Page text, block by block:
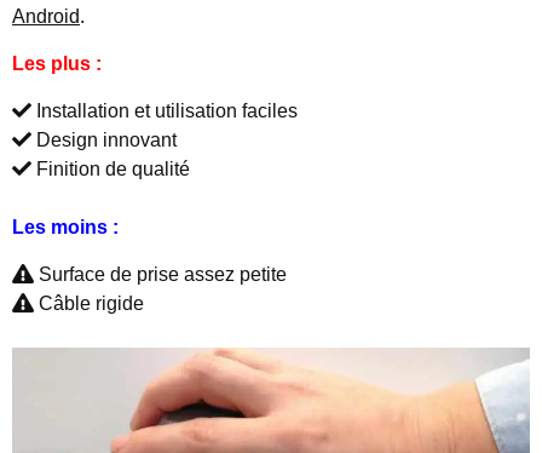
Android.
Les plus :
Installation et utilisation faciles
Design innovant
Finition de qualité
Les moins :
Surface de prise assez petite
Câble rigide